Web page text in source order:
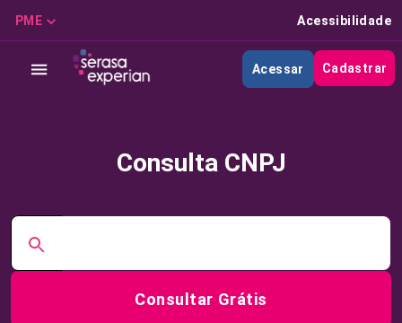
PME Acessibilidade
Acessar Cadastrar
Consulta CNPJ
Consultar Grátis